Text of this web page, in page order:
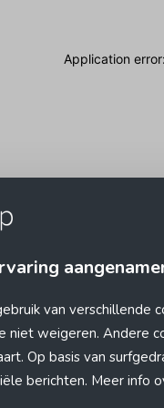
van verschillende
niet weigeren. Andere
Op basis van
berichten. Meer info
Application